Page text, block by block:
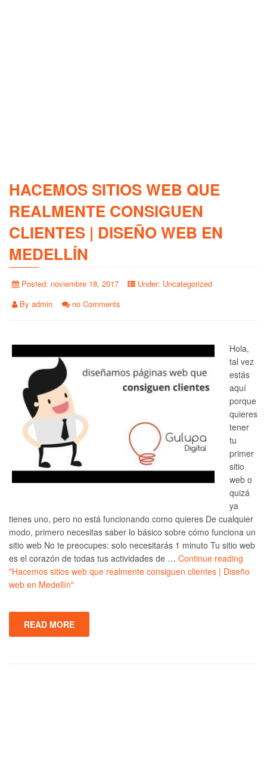
HACEMOS SITIOS WEB QUE
REALMENTE CONSIGUEN
CLIENTES | DISEÑO WEB EN
MEDELLÍN
Posted: noviembre 18, 2017 Under: Uncategorized
By admin no Comments
Hola,
tal vez
estás
aquí
porque
quieres
tener
tu
primer
sitio
web o
quizá
ya
tienes uno, pero no está funcionando como quieres De cualquier
modo, primero necesitas saber lo básico sobre cómo funciona un
sitio web No te preocupes: solo necesitarás 1 minuto Tu sitio web
es el corazón de todas tus actividades de … Continue reading
"Hacemos sitios web que realmente consiguen clientes | Diseño
web en Medellín"
READ MORE